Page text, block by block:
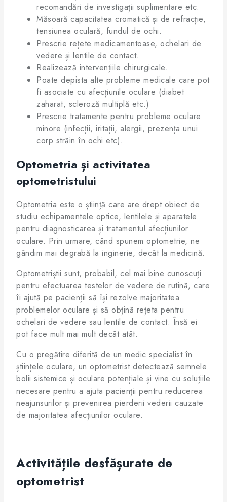
recomandări de investigații suplimentare etc.
Măsoară capacitatea cromatică și de refracție,
tensiunea oculară, fundul de ochi.
Prescrie rețete medicamentoase, ochelari de
vedere și lentile de contact.
Realizează intervențiile chirurgicale.
Poate depista alte probleme medicale care pot
fi asociate cu afecțiunile oculare (diabet
zaharat, scleroză multiplă etc.)
Prescrie tratamente pentru probleme oculare
minore (infecții, iritații, alergii, prezența unui
corp străin în ochi etc).
Optometria și activitatea
optometristului
Optometria este o știință care are drept obiect de
studiu echipamentele optice, lentilele și aparatele
pentru diagnosticarea și tratamentul afecțiunilor
oculare. Prin urmare, când spunem optometrie, ne
gândim mai degrabă la inginerie, decât la medicină.
Optometriștii sunt, probabil, cel mai bine cunoscuți
pentru efectuarea testelor de vedere de rutină, care
îi ajută pe pacienții să își rezolve majoritatea
problemelor oculare și să obțină rețeta pentru
ochelari de vedere sau lentile de contact. Însă ei
pot face mult mai mult decât atât.
Cu o pregătire diferită de un medic specialist în
științele oculare, un optometrist detectează semnele
bolii sistemice și oculare potențiale și vine cu soluțiile
necesare pentru a ajuta pacienții pentru reducerea
neajunsurilor și prevenirea pierderii vederii cauzate
de majoritatea afecțiunilor oculare.
Activitățile desfășurate de
optometrist